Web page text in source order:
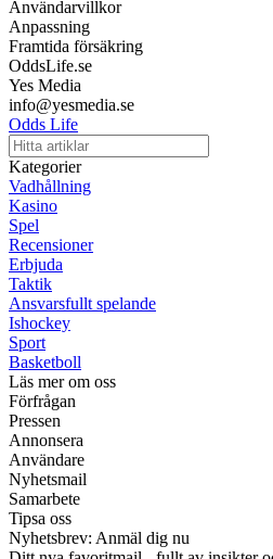
Användarvillkor
Anpassning
Framtida försäkring
OddsLife.se
Yes Media
info@yesmedia.se
Odds Life
Kategorier
Vadhållning
Kasino
Spel
Recensioner
Erbjuda
Taktik
Ansvarsfullt spelande
Ishockey
Sport
Basketboll
Läs mer om oss
Förfrågan
Pressen
Annonsera
Användare
Nyhetsmail
Samarbete
Tipsa oss
Nyhetsbrev: Anmäl dig nu